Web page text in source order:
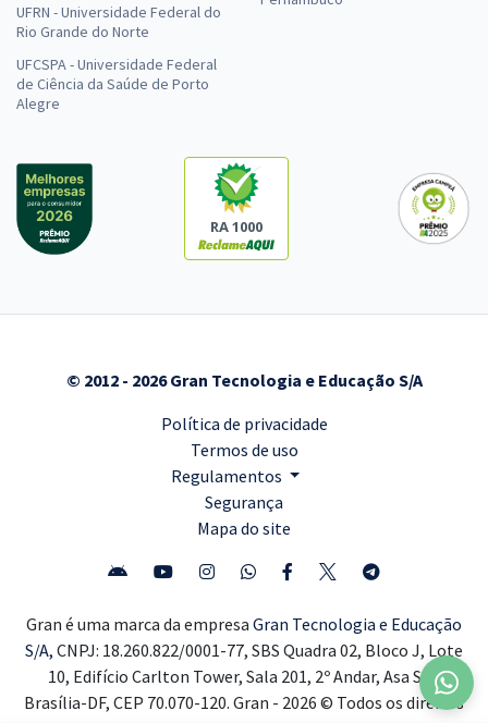
UFRN - Universidade Federal do
Rio Grande do Norte
UFCSPA - Universidade Federal
de Ciência da Saúde de Porto
Alegre
RA 1000
© 2012 - 2026 Gran Tecnologia e Educação S/A
Política de privacidade
Termos de uso
Regulamentos
Segurança
Mapa do site
Gran é uma marca da empresa Gran Tecnologia e Educação
S/A, CNPJ: 18.260.822/0001-77, SBS Quadra 02, Bloco J, Lote
10, Edifício Carlton Tower, Sala 201, 2º Andar, Asa Sul,
Brasília-DF, CEP 70.070-120. Gran - 2026 © Todos os direitos